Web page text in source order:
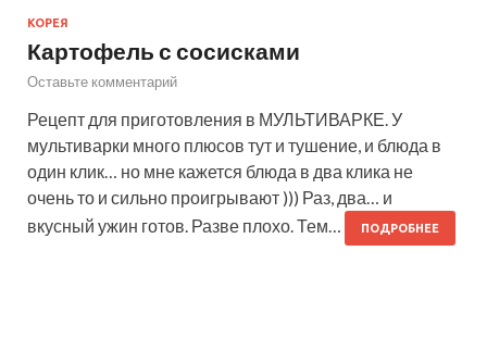
КОРЕЯ
Картофель с сосисками
Оставьте комментарий
Рецепт для приготовления в МУЛЬТИВАРКЕ. У
мультиварки много плюсов тут и тушение, и блюда в
один клик… но мне кажется блюда в два клика не
очень то и сильно проигрывают ))) Раз, два… и
вкусный ужин готов. Разве плохо. Тем…
ПОДРОБНЕЕ